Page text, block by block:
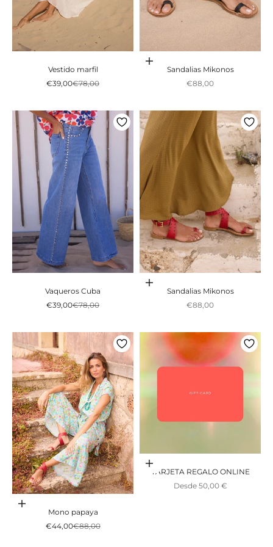
Vestido marfil
Preço promocional
€39,00Preço normal
€78,00
Escolher opções
Sandalias Mikonos
Preço promocional
€88,00
Vaqueros Cuba
Preço promocional
€39,00Preço normal
€78,00
Escolher opções
Sandalias Mikonos
Preço promocional
€88,00
Adicionar ao carrinho
Mono papaya
Preço promocional
€44,00Preço normal
€88,00
Escolher opções
TARJETA REGALO ONLINE
Preço promocional
Desde 50,00 €